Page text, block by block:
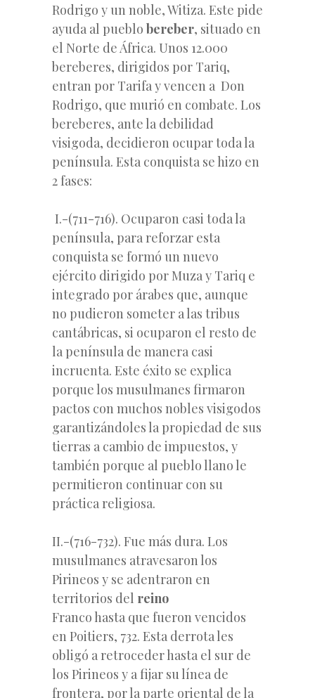
Rodrigo y un noble, Witiza. Este pide
ayuda al pueblo bereber, situado en
el Norte de África. Unos 12.000
bereberes, dirigidos por Tariq,
entran por Tarifa y vencen a Don
Rodrigo, que murió en combate. Los
bereberes, ante la debilidad
visigoda, decidieron ocupar toda la
península. Esta conquista se hizo en
2 fases:
I.-(711-716). Ocuparon casi toda la
península, para reforzar esta
conquista se formó un nuevo
ejército dirigido por Muza y Tariq e
integrado por árabes que, aunque
no pudieron someter a las tribus
cantábricas, si ocuparon el resto de
la península de manera casi
incruenta. Este éxito se explica
porque los musulmanes firmaron
pactos con muchos nobles visigodos
garantizándoles la propiedad de sus
tierras a cambio de impuestos, y
también porque al pueblo llano le
permitieron continuar con su
práctica religiosa.
II.-(716-732). Fue más dura. Los
musulmanes atravesaron los
Pirineos y se adentraron en
territorios del reino
Franco hasta que fueron vencidos
en Poitiers, 732. Esta derrota les
obligó a retroceder hasta el sur de
los Pirineos y a fijar su línea de
frontera, por la parte oriental de la